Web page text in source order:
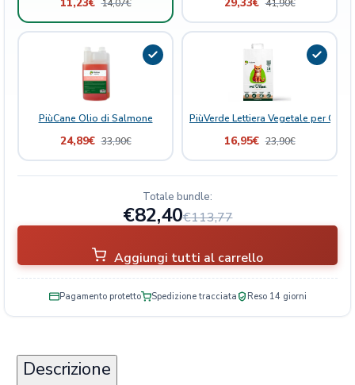
11,23€ 14,07€ 29,33€ 41,90€
PiùCane Olio di Salmone
24,89€ 33,90€
PiùVerde Lettiera Vegetale per Gatti
16,95€ 23,90€
Totale bundle:
€82,40€113,77
Aggiungi tutti al carrello
Pagamento protetto Spedizione tracciata Reso 14 giorni
Descrizione